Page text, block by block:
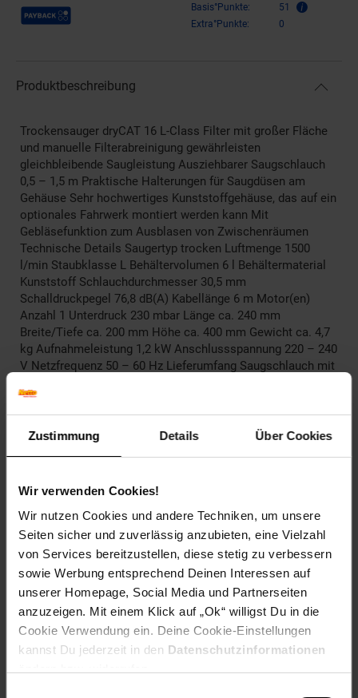
Zustimmung Details Über Cookies
Wir verwenden Cookies!
Wir nutzen Cookies und andere Techniken, um unsere
Seiten sicher und zuverlässig anzubieten, eine Vielzahl
von Services bereitzustellen, diese stetig zu verbessern
sowie Werbung entsprechend Deinen Interessen auf
unserer Homepage, Social Media und Partnerseiten
anzuzeigen. Mit einem Klick auf „Ok“ willigst Du in die
Cookie Verwendung ein. Deine Cookie-Einstellungen
kannst Du jederzeit in den Datenschutzinformationen
Payback Punkte Basis°Punkte:
51
Extra°Punkte:
0
Produktbeschreibung
Trockensauger dryCAT 16 L-Class Filter mit großer Fläche
und manuelle Filterabreinigung gewährleisten
gleichbleibende Saugleistung Ausziehbarer Saugschlauch
0,5 – 1,5 m Praktische Halterungen für Saugdüsen am
Gehäuse Sehr hochwertiges Kunststoffgehäuse, das auf ein
optionales Fahrwerk montiert werden kann Mit
Gebläsefunktion zum Ausblasen von Zwischenräumen
Technische Details Saugertyp trocken Luftmenge 1500
l/min Staubklasse L Behältervolumen 6 l Behältermaterial
Kunststoff Schlauchdurchmesser 30,5 mm
Schalldruckpegel 76,8 dB(A) Kabellänge 6 m Motor(en)
Anzahl 1 Unterdruck 230 mbar Länge ca. 240 mm
Breite/Tiefe ca. 200 mm Höhe ca. 400 mm Gewicht ca. 4,7
kg Aufnahmeleistung 1,2 kW Anschlussspannung 220 – 240
V Netzfrequenz 50 – 60 Hz Lieferumfang Saugschlauch mit
Schultergurt Fugendüse Polsterdüse Runddüse
Artikelnummer: 2809452000
Versandinformationen
Herstellerinformationen
Altgeräterücknahme